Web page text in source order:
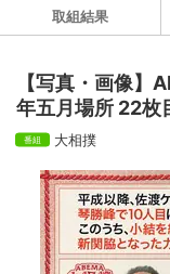
取組結果
【写真・画像】
年五月場所 22枚
大相撲